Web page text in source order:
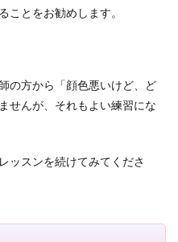
ことをお勧めします。
の方から「顔色悪いけど、ど
せんが、それもよい練習にな
ッスンを続けてみてくださ